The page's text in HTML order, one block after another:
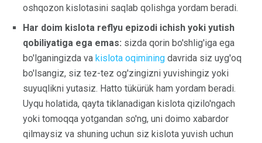
oshqozon kislotasini saqlab qolishga yordam beradi.
Har doim kislota reflyu epizodi ichish yoki yutish
qobiliyatiga ega emas: sizda qorin bo'shlig'iga ega
bo'lganingizda va kislota oqimining davrida siz uyg'oq
bo'lsangiz, siz tez-tez og'zingizni yuvishingiz yoki
suyuqlikni yutasiz. Hatto tükürük ham yordam beradi.
Uyqu holatida, qayta tiklanadigan kislota qizilo'ngach
yoki tomoqqa yotgandan so'ng, uni doimo xabardor
qilmaysiz va shuning uchun siz kislota yuvish uchun